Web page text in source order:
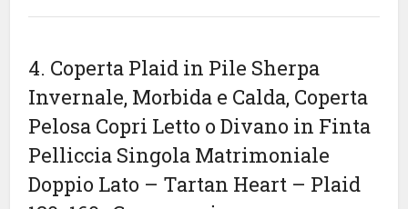
4. Coperta Plaid in Pile Sherpa
Invernale, Morbida e Calda, Coperta
Pelosa Copri Letto o Divano in Finta
Pelliccia Singola Matrimoniale
Doppio Lato – Tartan Heart – Plaid